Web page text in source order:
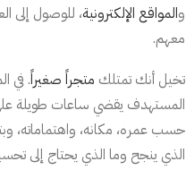
والمواقع الإلكترونية، للوصول إلى
معهم.
تخيل أنك تمتلك متجراً صغيراً. في
المستهدف يقضي ساعات طويلة
حسب عمره، مكانه، واهتماماته،
الذي ينجح وما الذي يحتاج إلى